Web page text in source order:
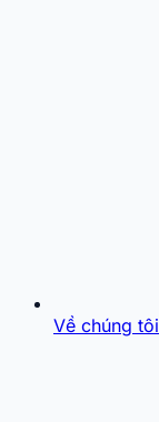
Về chúng tôi